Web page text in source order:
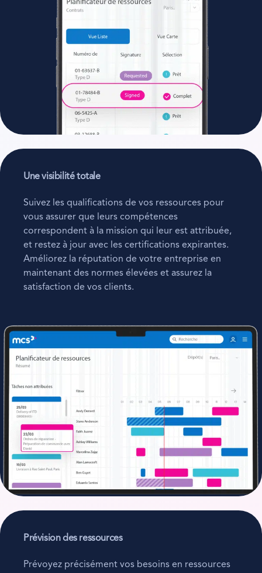
Une visibilité totale
Suivez les qualifications de vos ressources pour
vous assurer que leurs compétences
correspondent à la mission qui leur est attribuée,
et restez à jour avec les certifications expirantes.
Améliorez la réputation de votre entreprise en
maintenant des normes élevées et assurez la
satisfaction de vos clients.
Prévision des ressources
Prévoyez précisément vos besoins en ressources